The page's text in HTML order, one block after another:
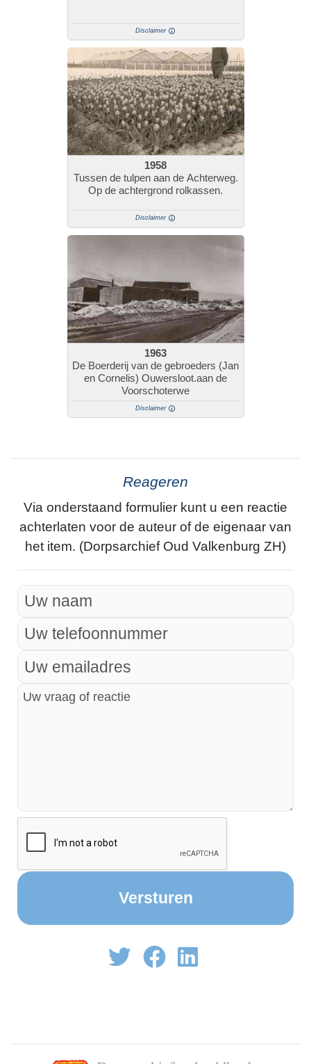
Disclaimer
1958
Tussen de tulpen aan de Achterweg.
Op de achtergrond rolkassen.
Disclaimer
1963
De Boerderij van de gebroeders (Jan
en Cornelis) Ouwersloot.aan de
Voorschoterwe
Disclaimer
Reageren
Via onderstaand formulier kunt u een reactie
achterlaten voor de auteur of de eigenaar van
het item. (Dorpsarchief Oud Valkenburg ZH)